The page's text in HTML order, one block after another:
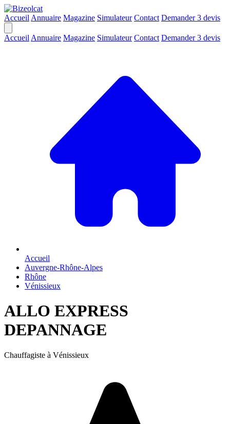
Accueil Annuaire Magazine Simulateur Contact Demander 3 devis
Accueil Annuaire Magazine Simulateur Contact Demander 3 devis
Accueil
Auvergne-Rhône-Alpes
Rhône
Vénissieux
ALLO EXPRESS
DEPANNAGE
Chauffagiste à Vénissieux